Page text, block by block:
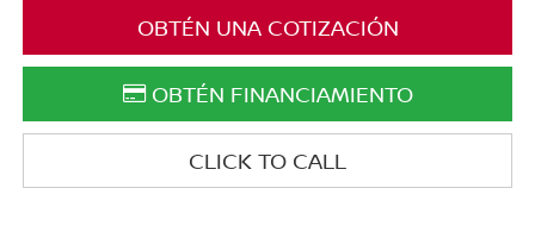
OBTÉN UNA COTIZACIÓN
OBTÉN FINANCIAMIENTO
CLICK TO CALL